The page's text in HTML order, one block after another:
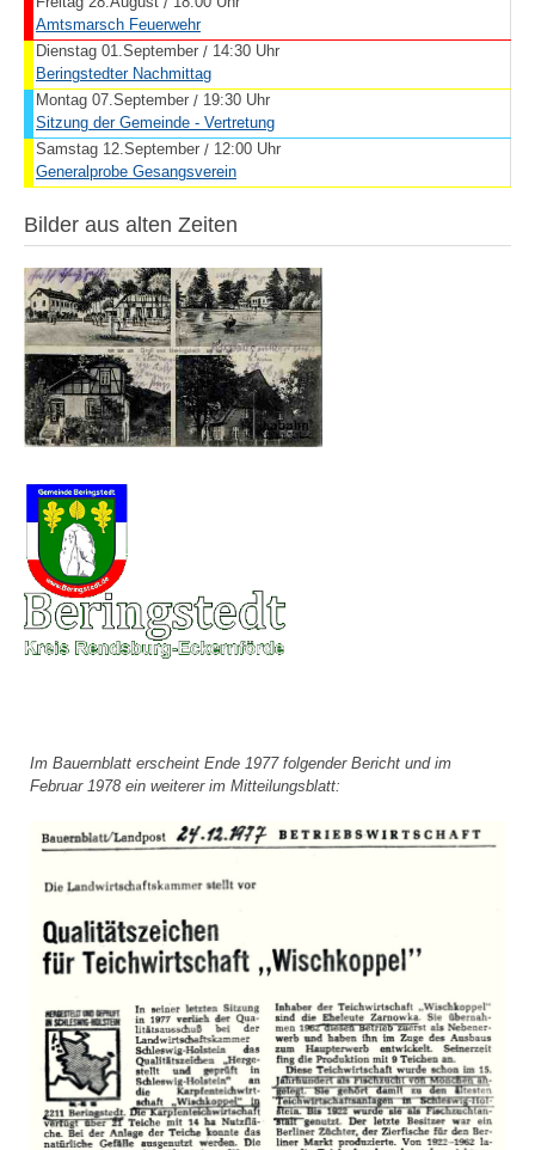
Amtsmarsch Feuerwehr
Dienstag 01.September / 14:30 Uhr
Beringstedter Nachmittag
Montag 07.September / 19:30 Uhr
Sitzung der Gemeinde - Vertretung
Samstag 12.September / 12:00 Uhr
Generalprobe Gesangsverein
Bilder aus alten Zeiten
Im Bauernblatt erscheint Ende 1977 folgender Bericht und im
Februar 1978 ein weiterer im Mitteilungsblatt: